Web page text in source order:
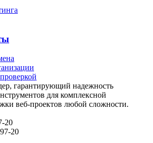
гарантирующий надежность
для комплексной
веб-проектов любой сложности.
20
20